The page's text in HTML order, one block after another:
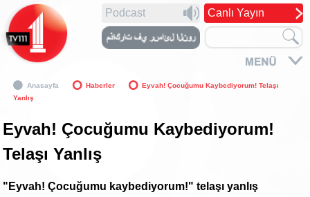
Canlı Yayın
Podcast
Anasayfa Haberler
Eyvah! Çocuğumu Kaybediyorum! Telaşı
Yanlış
Eyvah! Çocuğumu Kaybediyorum!
Telaşı Yanlış
"Eyvah! Çocuğumu kaybediyorum!" telaşı yanlış